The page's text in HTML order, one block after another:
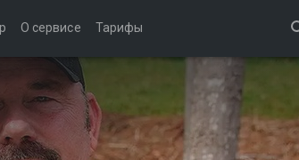
О сервисе Тарифы